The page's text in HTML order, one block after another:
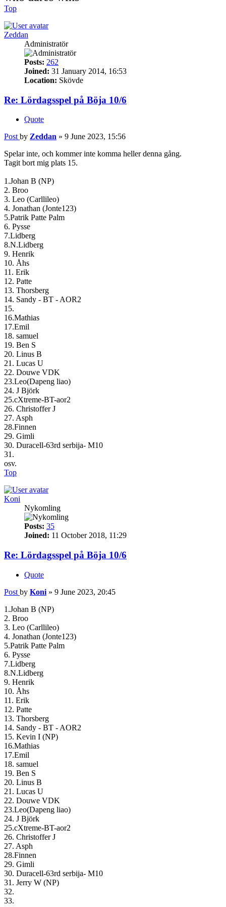
Top
Zeddan
Administratör
Posts: 262
Joined: 31 January 2014, 16:53
Location: Skövde
Re: Lördagsspel på Böja 10/6
Quote
Post by Zeddan » 9 June 2023, 15:56
Spelar inte, och kommer inte komma heller denna gång.
Tagit bort mig plats 15.
1.Johan B (NP)
2. Broo
3. Leo (Carllileo)
4. Jonathan (Jonte123)
5.Patrik Patte Palm
6. Pysse
7.Lidberg
8.N.Lidberg
9. Henrik
10. Åhs
11. Erik
12. Patte
13. Thorsberg
14. Sandy - BT - AOR2
15.
16.Mathias
17.Emil
18. samuel
19. Ben S
20. Linus B
21. Lucas U
22. Douwe VDK
23.Leo(Dapeng liao)
24. J Björk
25.cXtreme-BT-aor2
26. Christoffer J
27. Asph
28.Finnen
29. Gimli
30. Duracell-63rd serbija- M10
31.
osv.
Top
Koni
Nykomling
Posts: 35
Joined: 11 October 2018, 11:29
Re: Lördagsspel på Böja 10/6
Quote
Post by Koni » 9 June 2023, 20:45
1.Johan B (NP)
2. Broo
3. Leo (Carllileo)
4. Jonathan (Jonte123)
5.Patrik Patte Palm
6. Pysse
7.Lidberg
8.N.Lidberg
9. Henrik
10. Åhs
11. Erik
12. Patte
13. Thorsberg
14. Sandy - BT - AOR2
15. Kevin I (NP)
16.Mathias
17.Emil
18. samuel
19. Ben S
20. Linus B
21. Lucas U
22. Douwe VDK
23.Leo(Dapeng liao)
24. J Björk
25.cXtreme-BT-aor2
26. Christoffer J
27. Asph
28.Finnen
29. Gimli
30. Duracell-63rd serbija- M10
31. Jerry W (NP)
32.
33.